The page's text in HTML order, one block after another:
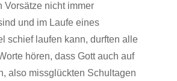
Vorsätze nicht immer
und im Laufe eines
schief laufen kann, durften alle
hören, dass Gott auch auf
also missglückten Schultagen